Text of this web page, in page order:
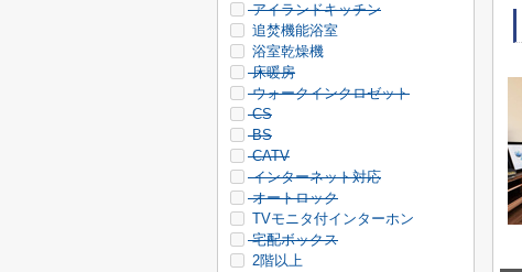
アイランドキッチン
追焚機能浴室
浴室乾燥機
床暖房
ウォークインクロゼット
CS
BS
CATV
インターネット対応
オートロック
TVモニタ付インターホン
宅配ボックス
2階以上